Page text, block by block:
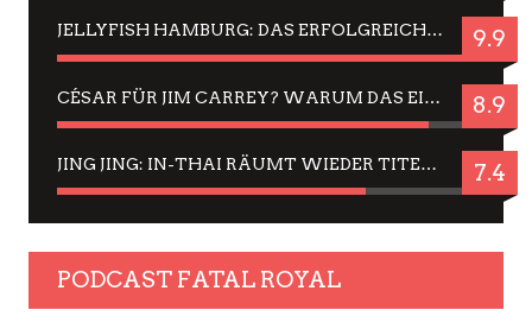
JELLYFISH HAMBURG: DAS ERFOLGREICHE SOMMER-MENÜ 2025 IN GEFÜHLEN UND BILDERN 9.9
CÉSAR FÜR JIM CARREY? WARUM DAS EINER DER NERVIGSTEN ACTORS IST UND BLEIBT 8.9
JING JING: IN-THAI RÄUMT WIEDER TITEL AB – EIN ZWEI-STUNDEN-ERLEBNISBERICHT 7.4
PODCAST FATAL ROYAL